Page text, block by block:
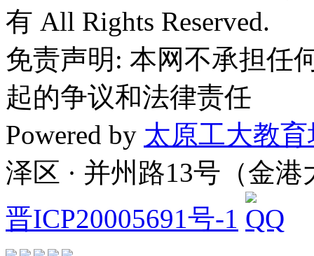
有 All Rights Reserved.
免责声明: 本网不承担任
起的争议和法律责任
Powered by 太原工大教
泽区 · 并州路13号（金
晋ICP20005691号-1